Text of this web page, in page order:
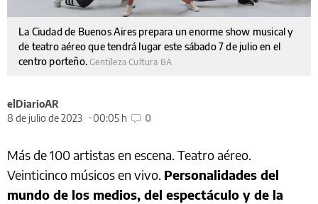
La Ciudad de Buenos Aires prepara un enorme show musical y
de teatro aéreo que tendrá lugar este sábado 7 de julio en el
centro porteño.Gentileza Cultura BA
elDiarioAR
8 de julio de 2023
00:05 h 0
Más de 100 artistas en escena. Teatro aéreo.
Veinticinco músicos en vivo. Personalidades del
mundo de los medios, del espectáculo y de la